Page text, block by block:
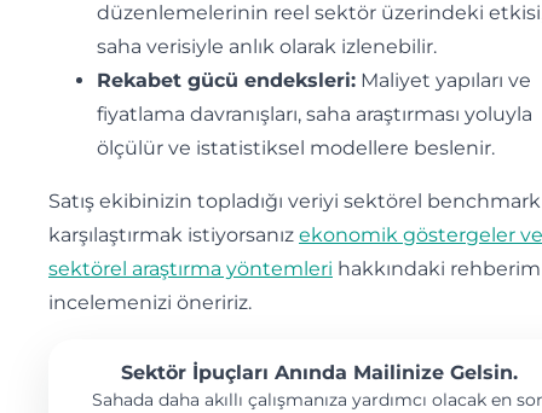
düzenlemelerinin reel sektör üzerindeki
saha verisiyle anlık olarak izlenebilir.
Rekabet gücü endeksleri: Maliyet yapıları ve
fiyatlama davranışları, saha araştırması yoluyla
ölçülür ve istatistiksel modellere beslenir.
Satış ekibinizin topladığı veriyi sektörel
karşılaştırmak istiyorsanız ekonomik göstergeler ve
sektörel araştırma yöntemleri hakkındaki
incelemenizi öneririz.
Sektör İpuçları Anında Mailinize Gelsin.
Sahada daha akıllı çalışmanıza yardımcı olacak en